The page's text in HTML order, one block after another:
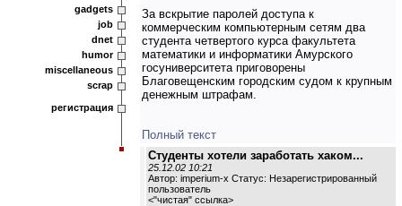
gadgets
job
dnet
humor
miscellaneous
scrap
регистрация
За вскрытие паролей доступа к
коммерческим компьютерным сетям два
студента четвертого курса факультета
математики и информатики Амурского
госуниверситета приговорены
Благовещенским городским судом к крупным
денежным штрафам.
Полный текст
Студенты хотели заработать хаком...
25.12.02 10:21
Автор: imperium-x Статус: Незарегистрированный
пользователь
<"чистая" ссылка>